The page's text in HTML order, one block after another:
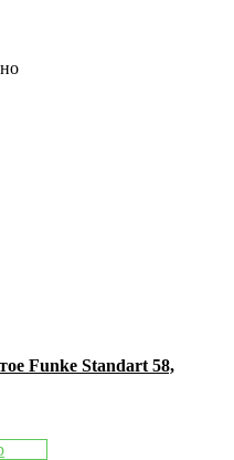
Funke Standart 58,